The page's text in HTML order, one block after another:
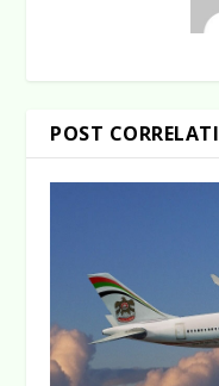
POST CORRELATI